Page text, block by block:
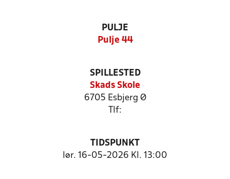
PULJE
Pulje 44
SPILLESTED
Skads Skole
6705 Esbjerg Ø
Tlf:
TIDSPUNKT
lør. 16-05-2026 Kl. 13:00